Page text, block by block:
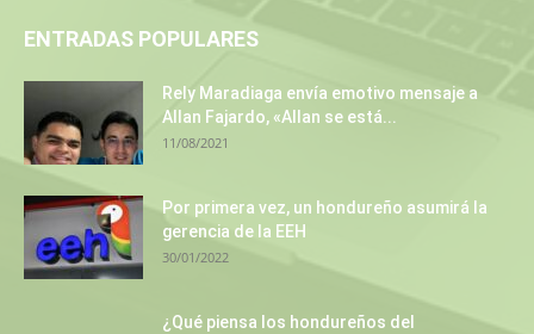
ENTRADAS POPULARES
Rely Maradiaga envía emotivo mensaje a
Allan Fajardo, «Allan se está...
11/08/2021
Por primera vez, un hondureño asumirá la
gerencia de la EEH
30/01/2022
¿Qué piensa los hondureños del